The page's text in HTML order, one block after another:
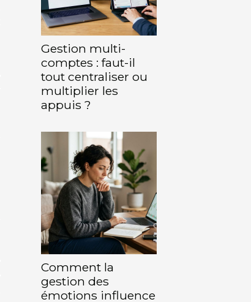
Gestion multi-
comptes : faut-il
tout centraliser ou
multiplier les
appuis ?
Comment la
gestion des
émotions influence